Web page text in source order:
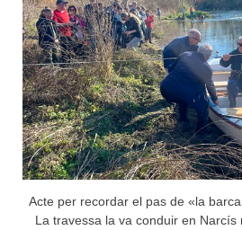
Acte per recordar el pas de «la
La travessa la va conduir en